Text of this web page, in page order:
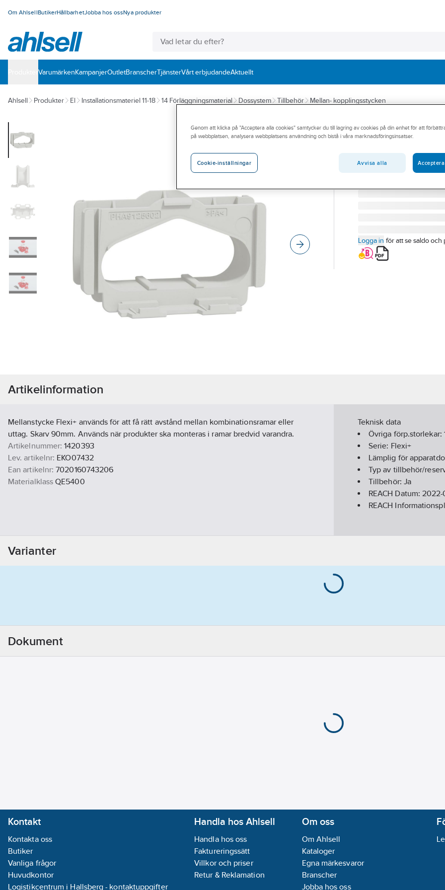
Om AhlsellButikerHållbarhetJobba hos ossNya produkter
VarumärkenKampanjerOutletBranscherTjänsterVårt erbjudandeAktuellt
Ahlsell Produkter El Installationsmateriel 11-18 14 Förläggningsmaterial Dossystem Tillbehör Mellan- kopplingsstycken
ELKO
Mellanstycke
MELLANSTYCKE 90MM
Artikelnummer:
1420393
EKO07432
Logga in för att se saldo och
Artikelinformation
Mellanstycke Flexi+ används för att få rätt avstånd mellan kombinationsramar eller
uttag. Skarv 90mm. Används när produkter ska monteras i ramar bredvid varandra.
Artikelnummer: 1420393
Lev. artikelnr: EKO07432
Ean artikelnr: 7020160743206
Materialklass QE5400
Teknisk data
Övriga förp.storlekar:
Serie: Flexi+
Lämplig för
Typ av tillbehör/
Tillbehör: Ja
REACH Datum:2022-
REACH
Varianter
Dokument
Kontakt
Kontakta oss
Butiker
Vanliga frågor
Huvudkontor
Logistikcentrum i Hallsberg - kontaktuppgifter
Handla hos Ahlsell
Handla hos oss
Faktureringssätt
Villkor och priser
Retur & Reklamation
Om oss
Om Ahlsell
Kataloger
Egna märkesvaror
Branscher
Jobba hos oss
Genom att klicka på "Acceptera alla cookies" samtycker du till lagring av cookies på din enhet för att
på webbplatsen, analysera webbplatsens användning och bistå i våra marknadsföringsinsatser.
Cookie-inställningar Avvisa alla